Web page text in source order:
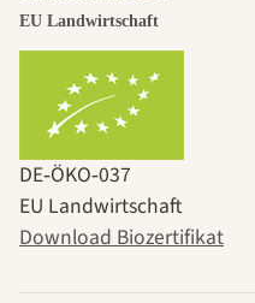
EU Landwirtschaft
DE‑ÖKO‑037
EU Landwirtschaft
Download Biozertifikat